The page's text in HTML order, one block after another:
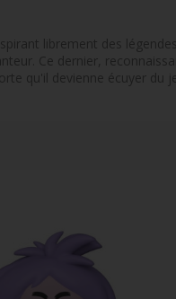
librement des
Ce dernier,
qu'il devienne écuyer du